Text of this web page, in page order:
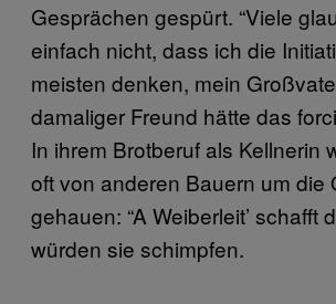
Gesprächen gespürt. “Viele
einfach nicht, dass ich die
meisten denken, mein
damaliger Freund hätte das
In ihrem Brotberuf als Kellnerin
oft von anderen Bauern um die
gehauen: “A Weiberleit’ schafft
würden sie schimpfen.